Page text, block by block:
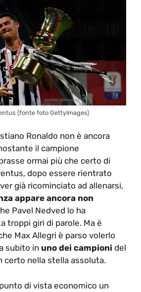
(fonte foto GettyImages)
Ronaldo non è ancora
il campione
ormai più che certo di
dopo essere rientrato
già ricominciato ad allenarsi,
appare ancora non
Pavel Nedved lo ha
troppi giri di parole. Ma è
Max Allegri è parso volerlo
subito in uno dei campioni del
certo nella stella assoluta.
di vista economico un